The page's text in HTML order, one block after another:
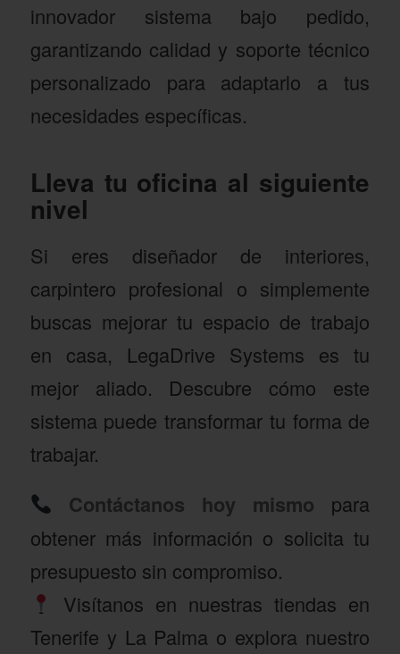
innovador sistema bajo pedido,
garantizando calidad y soporte técnico
personalizado para adaptarlo a tus
necesidades específicas.
Lleva tu oficina al siguiente
nivel
Si eres diseñador de interiores,
carpintero profesional o simplemente
buscas mejorar tu espacio de trabajo
en casa, LegaDrive Systems es tu
mejor aliado. Descubre cómo este
sistema puede transformar tu forma de
trabajar.
Contáctanos hoy mismo para
obtener más información o solicita tu
presupuesto sin compromiso.
Visítanos en nuestras tiendas en
Tenerife y La Palma o explora nuestro